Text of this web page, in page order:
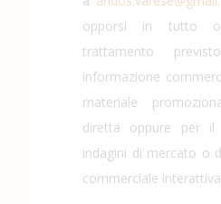
opporsi in tutto
trattamento
informazione
materiale
diretta oppure per il
indagini di mercato o
commerciale